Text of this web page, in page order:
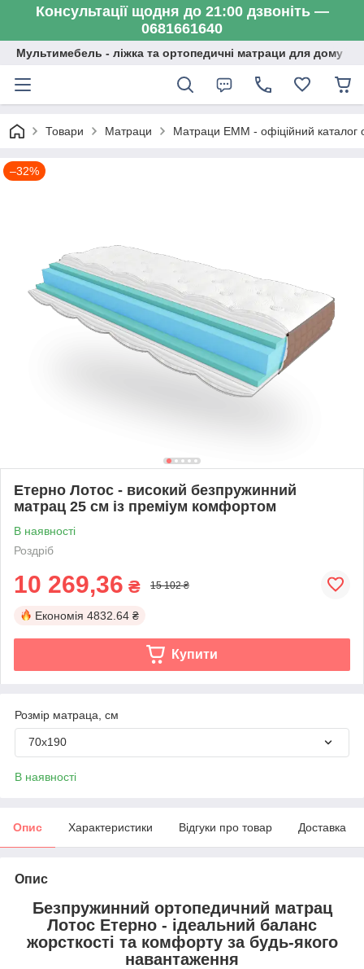
Консультації щодня до 21:00 дзвоніть —
0681661640
Мультимебель - ліжка та ортопедичні матраци для дому
Товари Матраци Матраци ЕММ - офіційний каталог
–32%
Етерно Лотос - високий безпружинний
матрац 25 см із преміум комфортом
В наявності
Роздріб
10 269,36 ₴ 15 102 ₴
Економія 4832.64 ₴
Купити
Розмір матраца, см
70х190
В наявності
Опис Характеристики Відгуки про товар Доставка
Опис
Безпружинний ортопедичний матрац
Лотос Етерно - ідеальний баланс
жорсткості та комфорту за будь-якого
навантаження